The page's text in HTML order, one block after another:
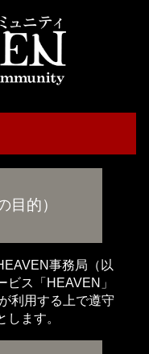
目的）
事務局（以
ス「HEAVEN」
利用する上で遵守
ます。